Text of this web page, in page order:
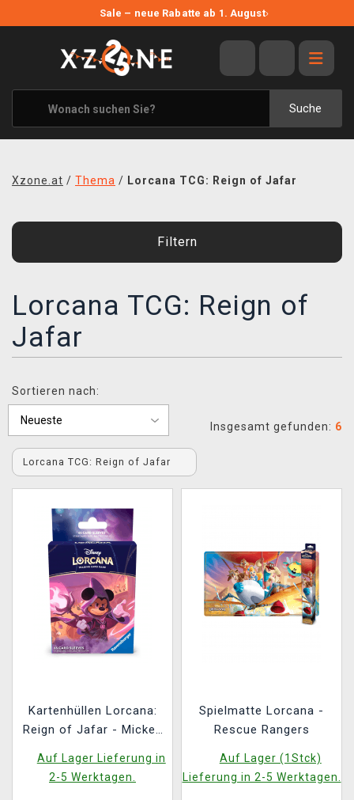
Sale – neue Rabatte ab 1. August›
Suche
ANGEBOTE
ALLE MARKEN
XZONE ORIGINALS
KLEIDUNG & ACCESSOIRES
BLOG
KONTAKT
VERSAND
Xzone.at / Thema / Lorcana TCG: Reign of Jafar
Filtern
Lorcana TCG: Reign of
Jafar
Sortieren nach:
Insgesamt gefunden: 6
Lorcana TCG: Reign of Jafar
Kartenhüllen Lorcana:
Reign of Jafar - Mickey
Auf Lager Lieferung in
2-5 Werktagen.
Spielmatte Lorcana -
Rescue Rangers
Auf Lager (1Stck)
Lieferung in 2-5 Werktagen.